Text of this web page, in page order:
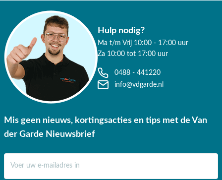
Hulp nodig?
Ma t/m Vrij 10:00 - 17:00 uur
Za 10:00 tot 17:00 uur
0488 - 441220
info@vdgarde.nl
Mis geen nieuws, kortingsacties en tips met de Van
der Garde Nieuwsbrief